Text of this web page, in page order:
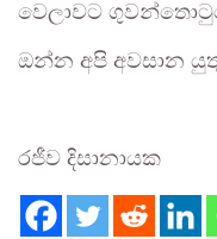
වෙලාවට
ඔන්න අපි අවසාන
රජීව දිසානායක